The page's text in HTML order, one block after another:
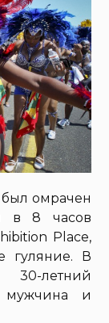
омрачен
в 8 часов
Place,
гуляние. В
30-летний
мужчина и